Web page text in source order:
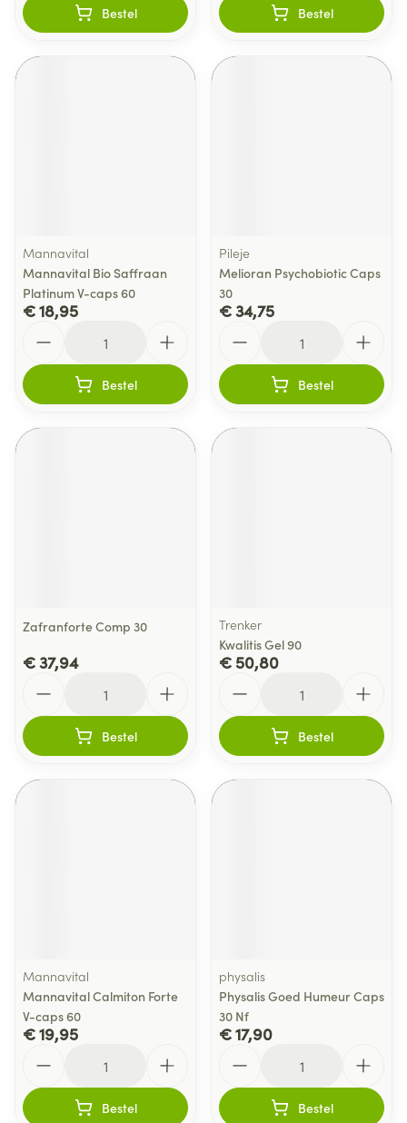
Bestel Bestel
Mannavital
Mannavital Bio Saffraan
Platinum V-caps 60
€ 18,95
Bestel
Pileje
Melioran Psychobiotic Caps
30
€ 34,75
Bestel
Zafranforte Comp 30
€ 37,94
Bestel
Trenker
Kwalitis Gel 90
€ 50,80
Bestel
Mannavital
Mannavital Calmiton Forte
V-caps 60
€ 19,95
Bestel
physalis
Physalis Goed Humeur Caps
30 Nf
€ 17,90
Bestel